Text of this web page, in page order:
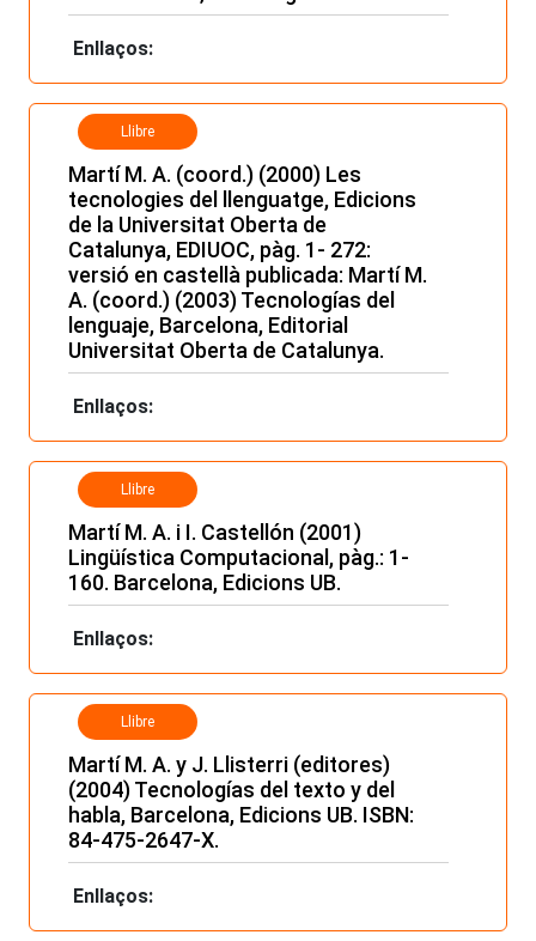
Enllaços:
Llibre
Martí M. A. (coord.) (2000) Les
tecnologies del llenguatge, Edicions
de la Universitat Oberta de
Catalunya, EDIUOC, pàg. 1- 272:
versió en castellà publicada: Martí M.
A. (coord.) (2003) Tecnologías del
lenguaje, Barcelona, Editorial
Universitat Oberta de Catalunya.
Enllaços:
Llibre
Martí M. A. i I. Castellón (2001)
Lingüística Computacional, pàg.: 1-
160. Barcelona, Edicions UB.
Enllaços:
Llibre
Martí M. A. y J. Llisterri (editores)
(2004) Tecnologías del texto y del
habla, Barcelona, Edicions UB. ISBN:
84-475-2647-X.
Enllaços: